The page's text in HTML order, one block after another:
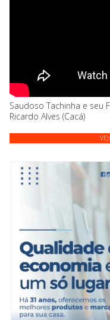
Saudoso Tachinha e seu
Ricardo Alves (Cacá)